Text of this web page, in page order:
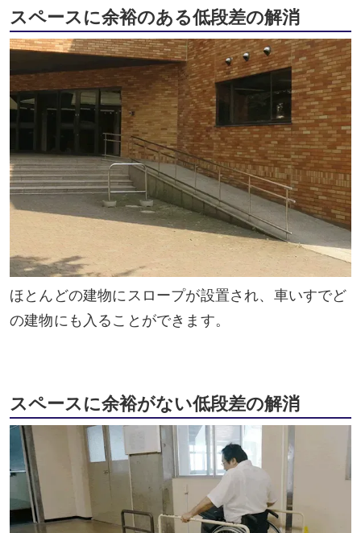
スペースに余裕のある低段差の解消
ほとんどの建物にスロープが設置され、車いすでど
の建物にも入ることができます。
スペースに余裕がない低段差の解消